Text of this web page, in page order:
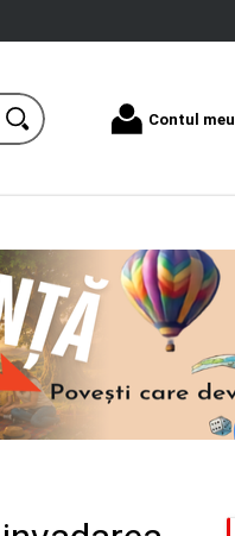
Contul meu